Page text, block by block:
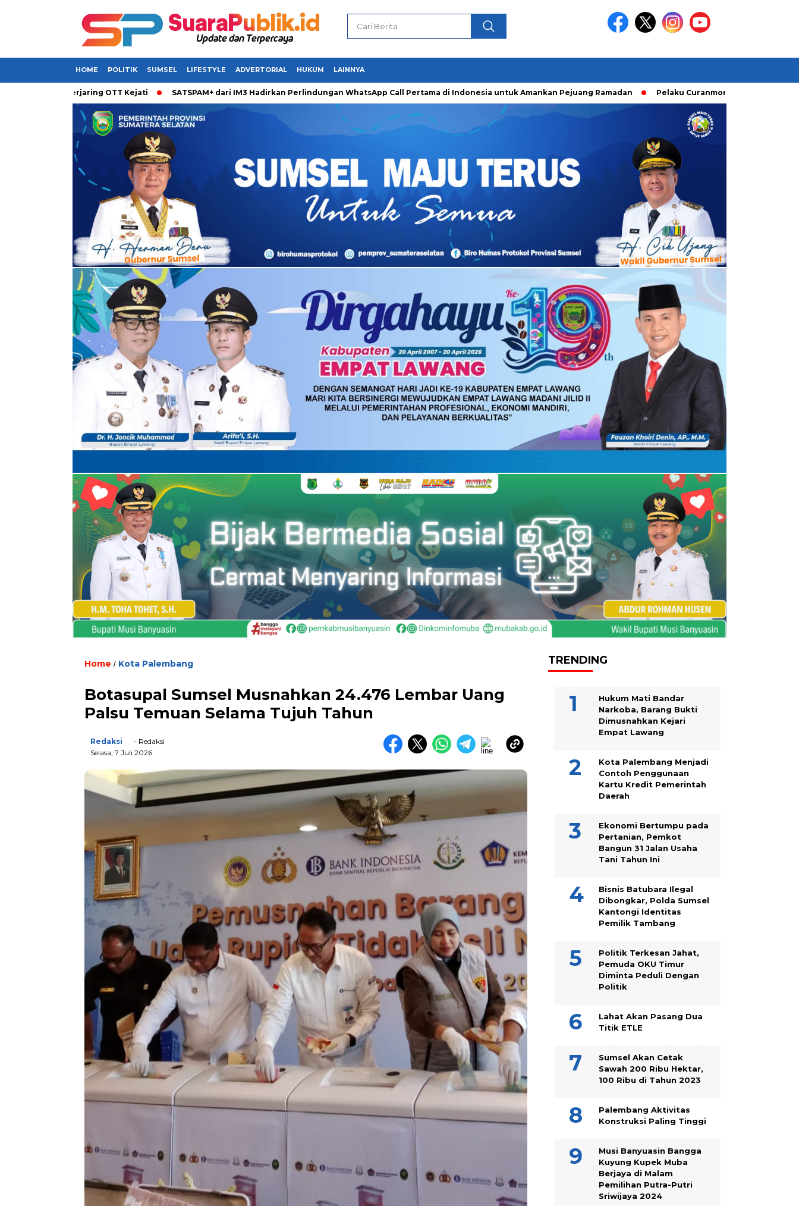
HOME POLITIK SUMSEL LIFESTYLE ADVERTORIAL HUKUM LAINNYA
Terjaring OTT Kejati SATSPAM+ dari IM3 Hadirkan Perlindungan WhatsApp Call Pertama di Indonesia untuk Amankan Pejuang Ramadan Pelaku Curanmor diringkusi Unit Ranmor
Home / Kota Palembang
Botasupal Sumsel Musnahkan 24.476 Lembar Uang
Palsu Temuan Selama Tujuh Tahun
Redaksi
- Redaksi
Selasa, 7 Juli 2026
TRENDING
Hukum Mati Bandar
Narkoba, Barang Bukti
Dimusnahkan Kejari
Empat Lawang
Kota Palembang Menjadi
Contoh Penggunaan
Kartu Kredit Pemerintah
Daerah
Ekonomi Bertumpu pada
Pertanian, Pemkot
Bangun 31 Jalan Usaha
Tani Tahun Ini
Bisnis Batubara Ilegal
Dibongkar, Polda Sumsel
Kantongi Identitas
Pemilik Tambang
Politik Terkesan Jahat,
Pemuda OKU Timur
Diminta Peduli Dengan
Politik
Lahat Akan Pasang Dua
Titik ETLE
Sumsel Akan Cetak
Sawah 200 Ribu Hektar,
100 Ribu di Tahun 2023
Palembang Aktivitas
Konstruksi Paling Tinggi
Musi Banyuasin Bangga
Kuyung Kupek Muba
Berjaya di Malam
Pemilihan Putra-Putri
Sriwijaya 2024